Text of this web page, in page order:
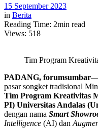
15 September 2023
in Berita
Reading Time: 2min read
Views: 518
Tim Program
PADANG, forumsumbar
pasar songket tradisional
Tim Program Kreativitas
PI) Universitas Andalas
dengan nama Smart
Intelligence (AI) dan